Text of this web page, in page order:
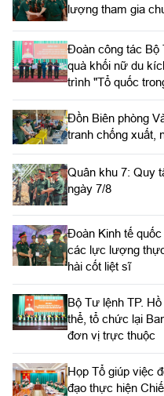
lượng tham gia
Đoàn công tác Bộ
quà khối nữ du
trình "Tổ quốc
Đồn Biên phòng
tranh chống xuất,
Quân khu 7: Quy
ngày 7/8
Đoàn Kinh tế
các lực lượng
hài cốt liệt sĩ
Bộ Tư lệnh TP.
thể, tổ chức lại
đơn vị trực thuộc
Họp Tổ giúp việc
đạo thực hiện